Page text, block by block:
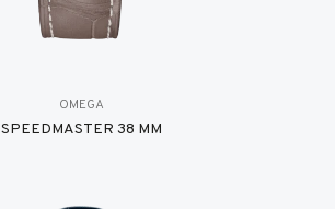
OMEGA
SPEEDMASTER 38 MM